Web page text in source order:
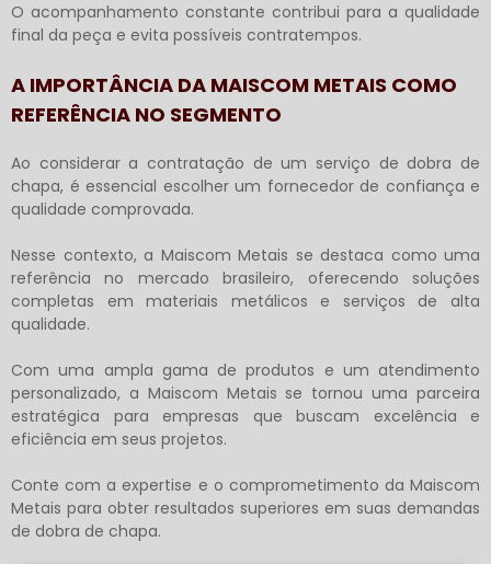
O acompanhamento constante contribui para a qualidade
final da peça e evita possíveis contratempos.
A IMPORTÂNCIA DA MAISCOM METAIS COMO
REFERÊNCIA NO SEGMENTO
Ao considerar a contratação de um serviço de dobra de
chapa, é essencial escolher um fornecedor de confiança e
qualidade comprovada.
Nesse contexto, a Maiscom Metais se destaca como uma
referência no mercado brasileiro, oferecendo soluções
completas em materiais metálicos e serviços de alta
qualidade.
Com uma ampla gama de produtos e um atendimento
personalizado, a Maiscom Metais se tornou uma parceira
estratégica para empresas que buscam excelência e
eficiência em seus projetos.
Conte com a expertise e o comprometimento da Maiscom
Metais para obter resultados superiores em suas demandas
de dobra de chapa.